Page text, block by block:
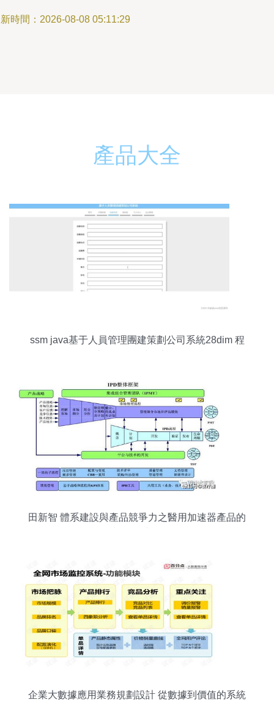
時間：2026-08-08 05:11:29
產品大全
ssm java基于人員管理團建策劃公司系統28dim 程
田新智 體系建設與產品競爭力之醫用加速器產品的
企業大數據應用業務規劃設計 從數據到價值的系統